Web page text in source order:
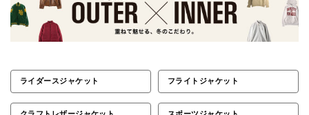
ライダースジャケット フライトジャケット